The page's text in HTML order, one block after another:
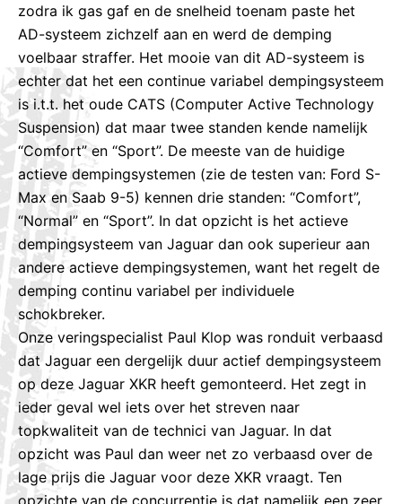
zodra ik gas gaf en de snelheid toenam paste het
AD-systeem zichzelf aan en werd de demping
voelbaar straffer. Het mooie van dit AD-systeem is
echter dat het een continue variabel dempingsysteem
is i.t.t. het oude CATS (Computer Active Technology
Suspension) dat maar twee standen kende namelijk
“Comfort” en “Sport”. De meeste van de huidige
actieve dempingsystemen (zie de testen van: Ford S-
Max en Saab 9-5) kennen drie standen: “Comfort”,
“Normal” en “Sport”. In dat opzicht is het actieve
dempingsysteem van Jaguar dan ook superieur aan
andere actieve dempingsystemen, want het regelt de
demping continu variabel per individuele
schokbreker.
Onze veringspecialist Paul Klop was ronduit verbaasd
dat Jaguar een dergelijk duur actief dempingsysteem
op deze Jaguar XKR heeft gemonteerd. Het zegt in
ieder geval wel iets over het streven naar
topkwaliteit van de technici van Jaguar. In dat
opzicht was Paul dan weer net zo verbaasd over de
lage prijs die Jaguar voor deze XKR vraagt. Ten
opzichte van de concurrentie is dat namelijk een zeer